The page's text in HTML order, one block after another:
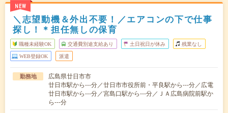
NEW
＼志望動機＆外出不要！／エアコンの下で仕事
探し！＊担任無しの保育
職種未経験OK 交通費別途支給あり 土日祝日が休み 残業なし
WEB登録OK 派遣
勤務地
広島県廿日市市
廿日市駅から---分／廿日市市役所前・平良駅から---分／広電
廿日市駅から---分／宮島口駅から---分／ＪＡ広島病院前駅か
ら---分